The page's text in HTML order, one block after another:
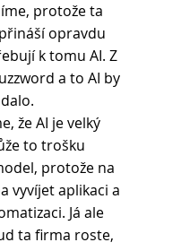
protože ta
opravdu
k tomu AI. Z
a to AI by
že AI je velký
to trošku
protože na
vyvíjet aplikaci a
Já ale
ta firma roste,